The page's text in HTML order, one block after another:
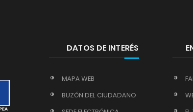
DATOS DE INTERÉS
MAPA WEB
BUZÓN DEL CIUDADANO